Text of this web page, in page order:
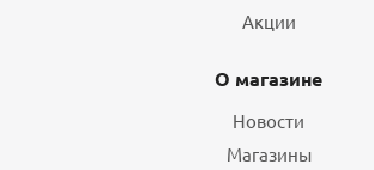
Акции
О магазине
Новости
Магазины